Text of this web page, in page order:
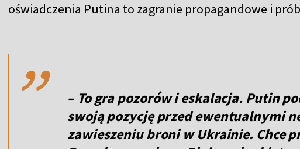
oświadczenia Putina to zagranie propagandowe i
,,
– To gra pozorów i eskalacja. Putin
swoją pozycję przed ewentualnymi
zawieszeniu broni w Ukrainie. Chce